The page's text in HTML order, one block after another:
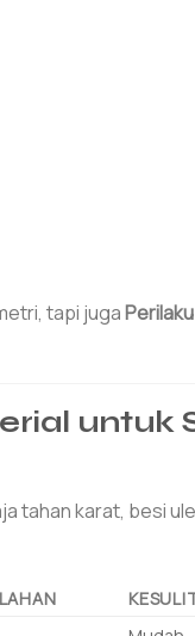
tapi juga
untuk
tahan karat, besi